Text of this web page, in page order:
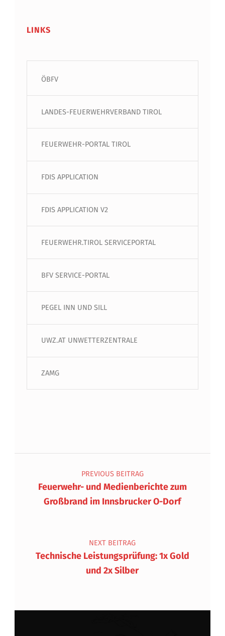
LINKS
ÖBFV
LANDES-FEUERWEHRVERBAND TIROL
FEUERWEHR-PORTAL TIROL
FDIS APPLICATION
FDIS APPLICATION V2
FEUERWEHR.TIROL SERVICEPORTAL
BFV SERVICE-PORTAL
PEGEL INN UND SILL
UWZ.AT UNWETTERZENTRALE
ZAMG
Beitragsnavigation
PREVIOUS BEITRAG
Feuerwehr- und Medienberichte zum
Großbrand im Innsbrucker O-Dorf
NEXT BEITRAG
Technische Leistungsprüfung: 1x Gold
und 2x Silber